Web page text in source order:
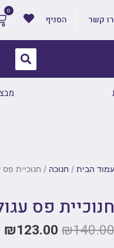
קשר הסניף
עמוד הבית / חנוכה / חנוכיית פס
חנוכיית פס
₪140.00
₪123.00